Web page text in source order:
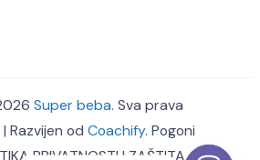
Super beba. Sva prava
Razvijen od Coachify. Pogoni
PRIVATNOSTI I ZAŠTITA